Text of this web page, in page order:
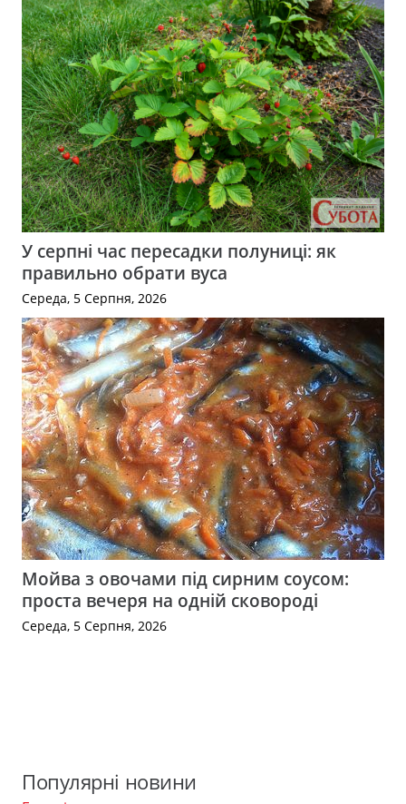
У серпні час пересадки полуниці: як
правильно обрати вуса
Середа, 5 Серпня, 2026
Мойва з овочами під сирним соусом:
проста вечеря на одній сковороді
Середа, 5 Серпня, 2026
Популярні новини